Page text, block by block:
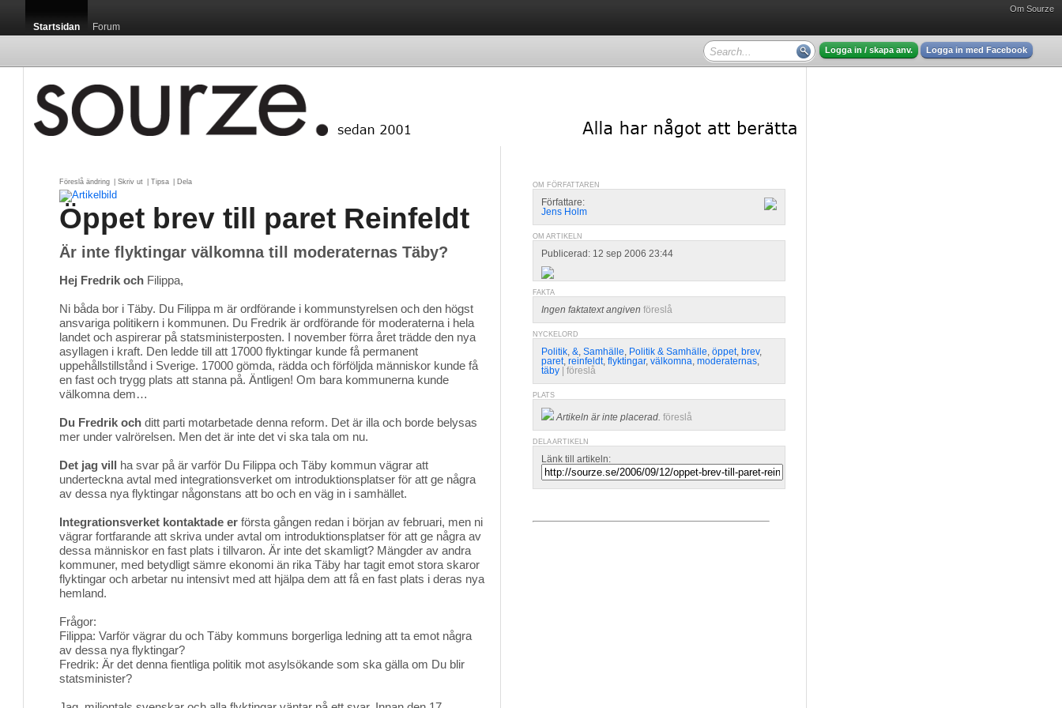
Om Sourze
Startsidan Forum
Logga in / skapa anv. Logga in med Facebook
Föreslå ändring Skriv ut Tipsa Dela
Öppet brev till paret Reinfeldt
Är inte flyktingar välkomna till moderaternas Täby?
Hej Fredrik och Filippa,
Ni båda bor i Täby. Du Filippa m är ordförande i kommunstyrelsen och den högst
ansvariga politikern i kommunen. Du Fredrik är ordförande för moderaterna i hela
landet och aspirerar på statsministerposten. I november förra året trädde den nya
asyllagen i kraft. Den ledde till att 17000 flyktingar kunde få permanent
uppehållstillstånd i Sverige. 17000 gömda, rädda och förföljda människor kunde få
en fast och trygg plats att stanna på. Äntligen! Om bara kommunerna kunde
välkomna dem…
Du Fredrik och ditt parti motarbetade denna reform. Det är illa och borde belysas
mer under valrörelsen. Men det är inte det vi ska tala om nu.
Det jag vill ha svar på är varför Du Filippa och Täby kommun vägrar att
underteckna avtal med integrationsverket om introduktionsplatser för att ge några
av dessa nya flyktingar någonstans att bo och en väg in i samhället.
Integrationsverket kontaktade er första gången redan i början av februari, men ni
vägrar fortfarande att skriva under avtal om introduktionsplatser för att ge några av
dessa människor en fast plats i tillvaron. Är inte det skamligt? Mängder av andra
kommuner, med betydligt sämre ekonomi än rika Täby har tagit emot stora skaror
flyktingar och arbetar nu intensivt med att hjälpa dem att få en fast plats i deras nya
hemland.
Frågor:
Filippa: Varför vägrar du och Täby kommuns borgerliga ledning att ta emot några
av dessa nya flyktingar?
Fredrik: Är det denna fientliga politik mot asylsökande som ska gälla om Du blir
statsminister?
OM FÖRFATTAREN
Författare:
Jens Holm
OM ARTIKELN
Publicerad: 12 sep 2006 23:44
FAKTA
Ingen faktatext angiven föreslå
NYCKELORD
Politik, &, Samhälle, Politik & Samhälle, öppet, brev,
paret, reinfeldt, flyktingar, välkomna, moderaternas,
täby
föreslå
PLATS
Artikeln är inte placerad. föreslå
DELA ARTIKELN
Länk till artikeln: